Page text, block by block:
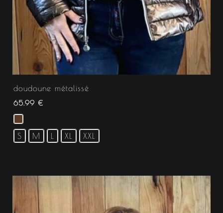
doudoune métalissé
65.99 €
S M L XL XXL